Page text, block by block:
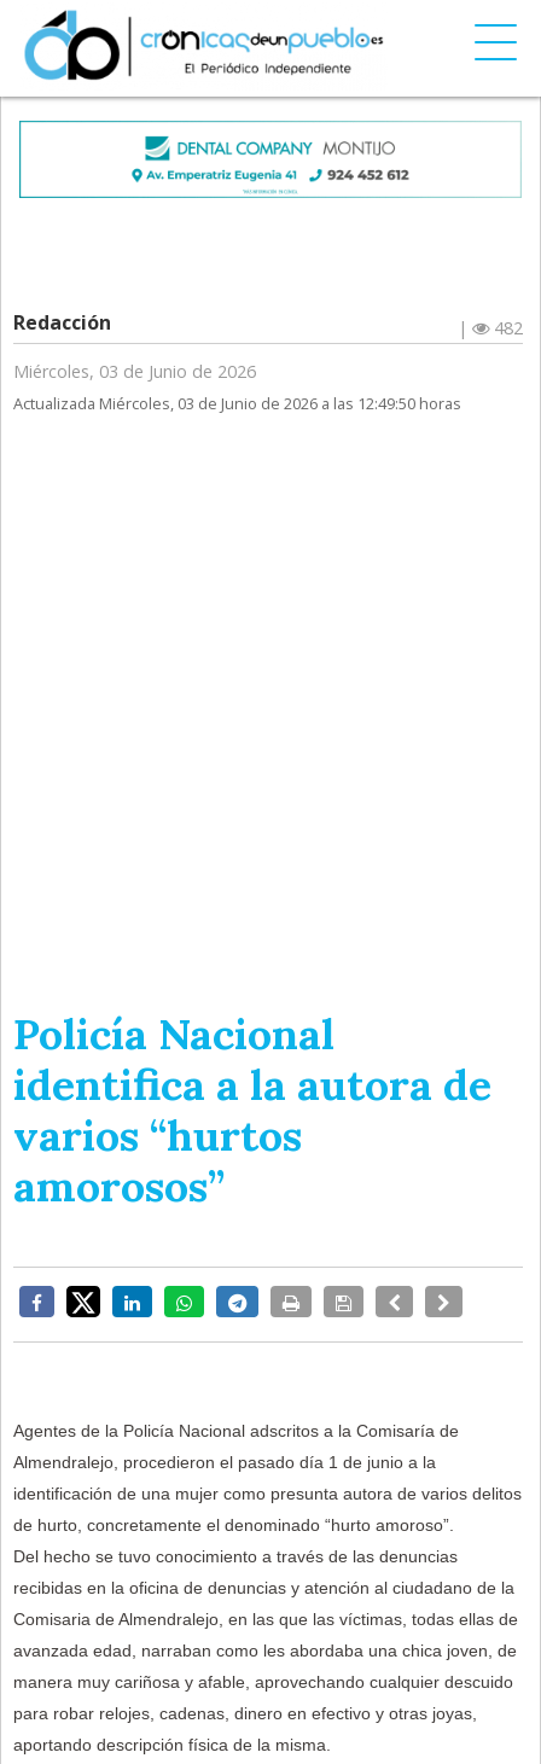
Redacción |
482
Miércoles, 03 de Junio de 2026
Actualizada Miércoles, 03 de Junio de 2026 a las 12:49:50 horas
Policía Nacional
identifica a la autora de
varios “hurtos
amorosos”
Agentes de la Policía Nacional adscritos a la Comisaría de
Almendralejo, procedieron el pasado día 1 de junio a la
identificación de una mujer como presunta autora de varios delitos
de hurto, concretamente el denominado “hurto amoroso”.
Del hecho se tuvo conocimiento a través de las denuncias
recibidas en la oficina de denuncias y atención al ciudadano de la
Comisaria de Almendralejo, en las que las víctimas, todas ellas de
avanzada edad, narraban como les abordaba una chica joven, de
manera muy cariñosa y afable, aprovechando cualquier descuido
para robar relojes, cadenas, dinero en efectivo y otras joyas,
aportando descripción física de la misma.